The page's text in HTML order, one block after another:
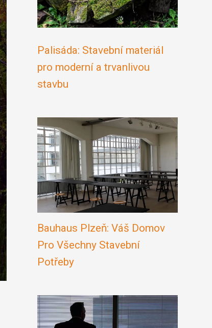
Palisáda: Stavební materiál
pro moderní a trvanlivou
stavbu
Bauhaus Plzeň: Váš Domov
Pro Všechny Stavební
Potřeby